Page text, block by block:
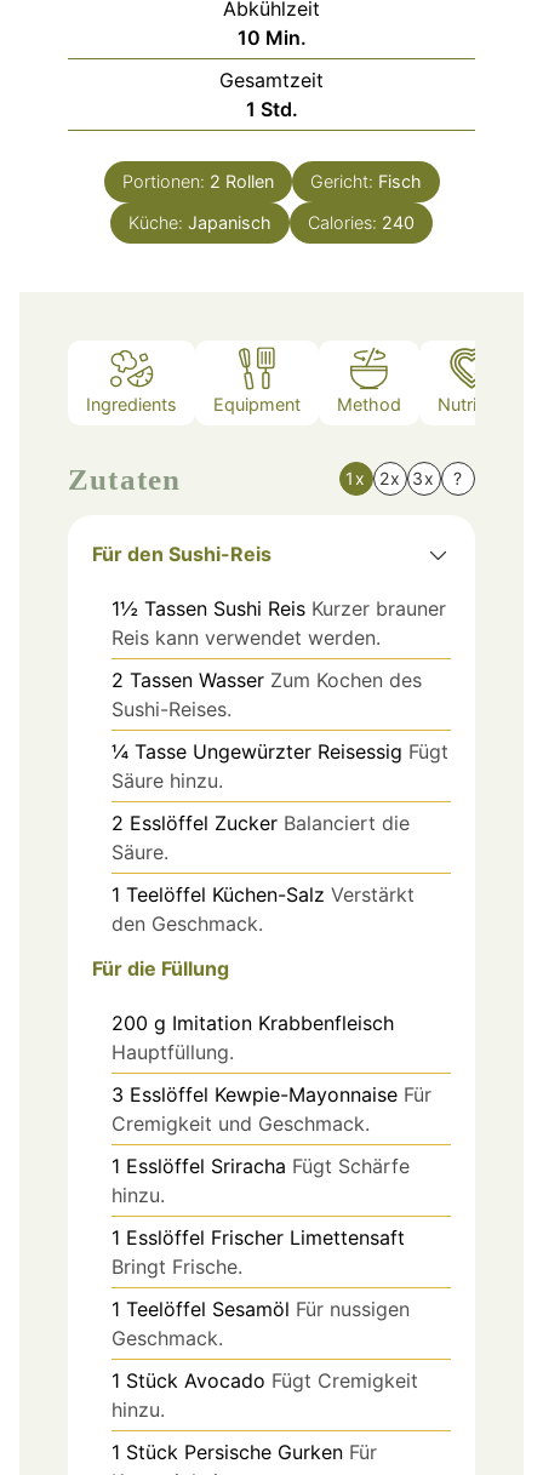
Abkühlzeit
10Minuten
Min.
Gesamtzeit
1 Stunde
Std.
Portionen: 2 Rollen Gericht: Fisch
Küche: Japanisch Calories: 240
Ingredients Equipment Method Nutrition
Zutaten 1x 2x 3x ?
Für den Sushi-Reis
1½ Tassen Sushi Reis Kurzer brauner
Reis kann verwendet werden.
2 Tassen Wasser Zum Kochen des
Sushi-Reises.
¼ Tasse Ungewürzter Reisessig Fügt
Säure hinzu.
2 Esslöffel Zucker Balanciert die
Säure.
1 Teelöffel Küchen-Salz Verstärkt
den Geschmack.
Für die Füllung
200 g Imitation Krabbenfleisch
Hauptfüllung.
3 Esslöffel Kewpie-Mayonnaise Für
Cremigkeit und Geschmack.
1 Esslöffel Sriracha Fügt Schärfe
hinzu.
1 Esslöffel Frischer Limettensaft
Bringt Frische.
1 Teelöffel Sesamöl Für nussigen
Geschmack.
1 Stück Avocado Fügt Cremigkeit
hinzu.
1 Stück Persische Gurken Für